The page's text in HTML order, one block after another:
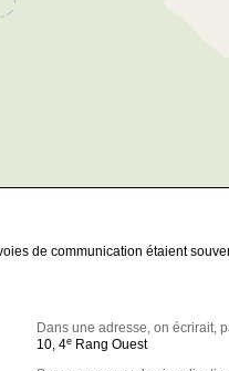
de communication étaient
Dans une adresse, on écrirait,
10, 4e Rang Ouest